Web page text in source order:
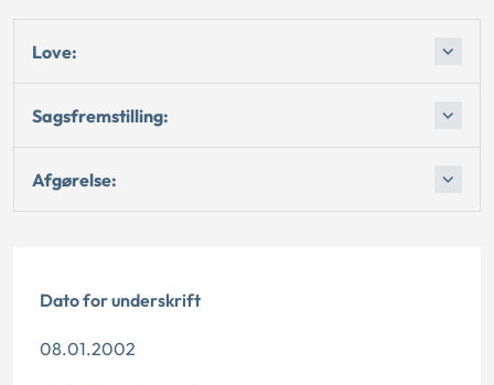
Love:
Sagsfremstilling:
Afgørelse:
Dato for underskrift
08.01.2002